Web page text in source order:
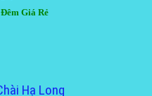
Giá Rẻ
Hạ Long